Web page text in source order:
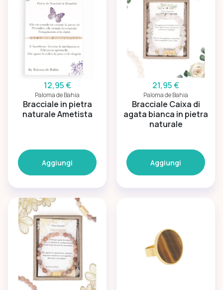
12,95 €
Paloma de Bahia
Bracciale in pietra
naturale Ametista
Aggiungi
21,95 €
Paloma de Bahia
Bracciale Caixa di
agata bianca in pietra
naturale
Aggiungi